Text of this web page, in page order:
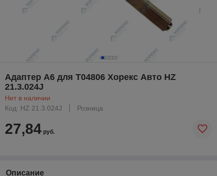
Адаптер A6 для T04806 Хорекс Авто HZ
21.3.024J
Нет в наличии
Код: HZ 21.3.024J
Розница
27,84 руб.
Описание